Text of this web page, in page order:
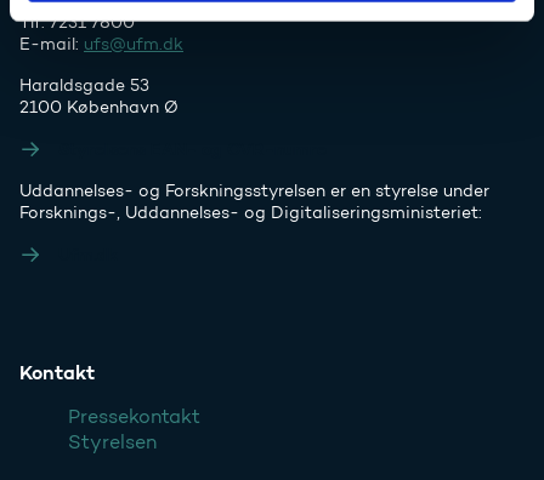
Tlf. 7231 7800
E-mail: ufs@ufm.dk
Haraldsgade 53
2100 København Ø
Uddannelses- og Forskningsstyrelsen er en styrelse under
Forsknings-, Uddannelses- og Digitaliseringsministeriet:
Kontakt
Pressekontakt
Styrelsen